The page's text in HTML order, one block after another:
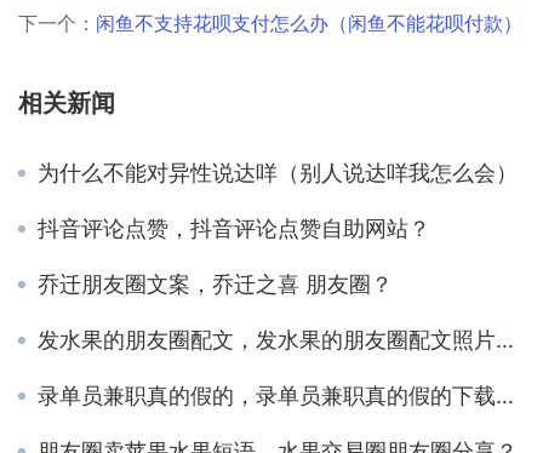
下一个： 闲鱼不支持花呗支付怎么办（闲鱼不能花呗付款）
相关新闻
为什么不能对异性说达咩（别人说达咩我怎么会）
抖音评论点赞，抖音评论点赞自助网站？
乔迁朋友圈文案，乔迁之喜 朋友圈？
发水果的朋友圈配文，发水果的朋友圈配文照片和配文？
录单员兼职真的假的，录单员兼职真的假的下载软件？